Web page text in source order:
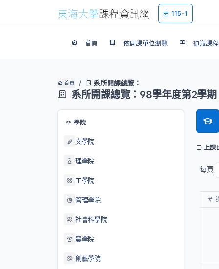
115-1
首頁 依開課單位瀏覽 通識課程
首頁 系所開課總覽：
系所開課總覽：98學年度第2學期
學院
文學院
理學院
工學院
管理學院
社會科學院
農學院
創藝學院
上課
每頁